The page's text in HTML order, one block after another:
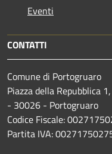
Eventi
CONTATTI
Comune di Portogruaro
Piazza della Repubblica
- 30026 - Portogruaro
Codice Fiscale:
Partita IVA: